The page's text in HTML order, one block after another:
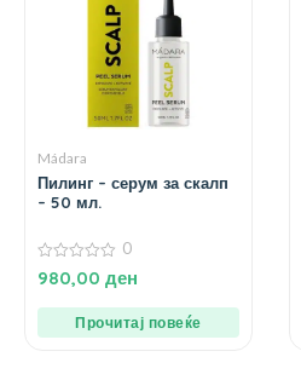
Mádara
Пилинг – серум за скалп
– 50 мл.
0
од
0
980,00 ден
Прочитај повеќе